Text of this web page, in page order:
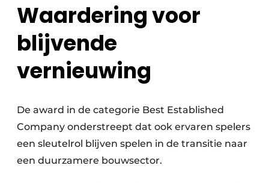
Waardering voor
blijvende
vernieuwing
De award in de categorie Best Established
Company onderstreept dat ook ervaren spelers
een sleutelrol blijven spelen in de transitie naar
een duurzamere bouwsector.